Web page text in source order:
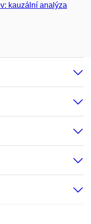
kauzální analýza